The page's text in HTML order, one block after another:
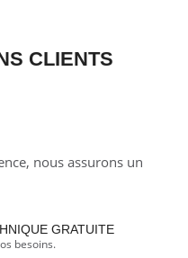
CLIENTS
nous assurons un
GRATUITE
besoins.